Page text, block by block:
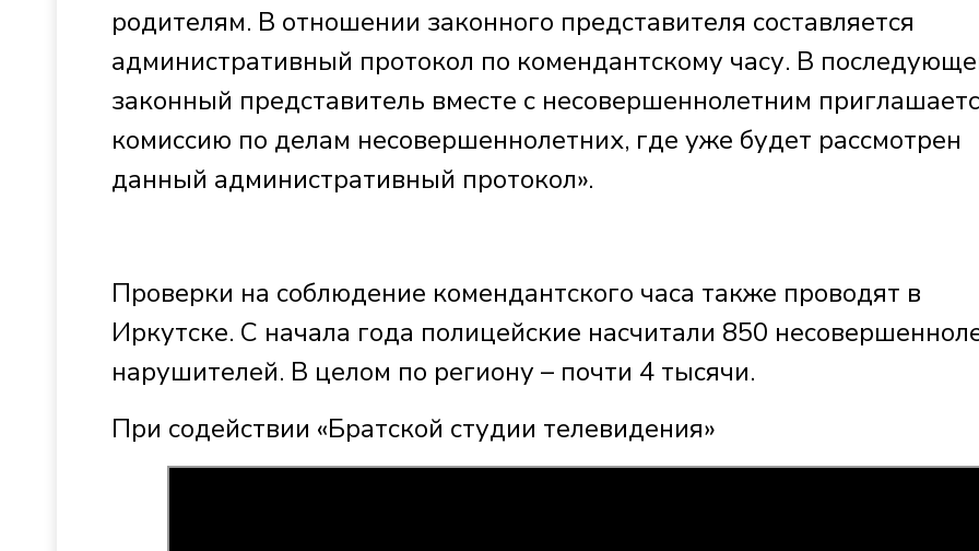
родителям. В отношении законного представителя составляется
административный протокол по комендантскому часу. В
законный представитель вместе с несовершеннолетним
комиссию по делам несовершеннолетних, где уже будет рассмотрен
данный административный протокол».
Проверки на соблюдение комендантского часа также проводят в
Иркутске. С начала года полицейские насчитали 850
нарушителей. В целом по региону – почти 4 тысячи.
При содействии «Братской студии телевидения»